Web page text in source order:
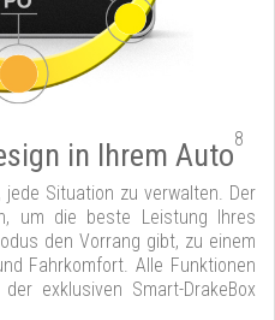
in Ihrem Auto8
Situation zu verwalten. Der
um die beste Leistung Ihres
den Vorrang gibt, zu einem
Fahrkomfort. Alle Funktionen
exklusiven Smart-DrakeBox